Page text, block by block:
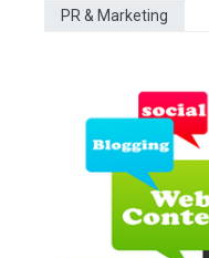
PR & Marketing